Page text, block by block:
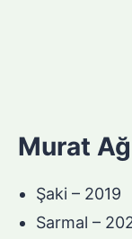
Murat
Şaki – 2019
Sarmal –